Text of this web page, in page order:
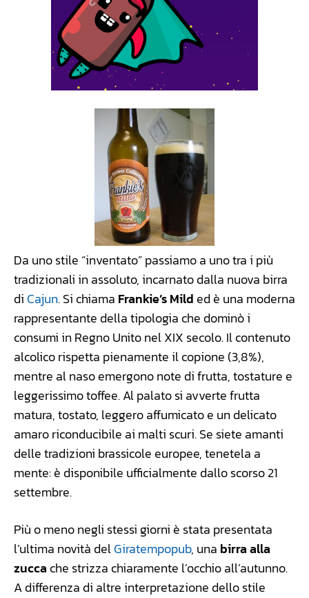
Da uno stile “inventato” passiamo a uno tra i più
tradizionali in assoluto, incarnato dalla nuova birra
di Cajun. Si chiama Frankie’s Mild ed è una moderna
rappresentante della tipologia che dominò i
consumi in Regno Unito nel XIX secolo. Il contenuto
alcolico rispetta pienamente il copione (3,8%),
mentre al naso emergono note di frutta, tostature e
leggerissimo toffee. Al palato si avverte frutta
matura, tostato, leggero affumicato e un delicato
amaro riconducibile ai malti scuri. Se siete amanti
delle tradizioni brassicole europee, tenetela a
mente: è disponibile ufficialmente dallo scorso 21
settembre.
Più o meno negli stessi giorni è stata presentata
l’ultima novità delGiratempopub, una birra alla
zucca che strizza chiaramente l’occhio all’autunno.
A differenza di altre interpretazione dello stile